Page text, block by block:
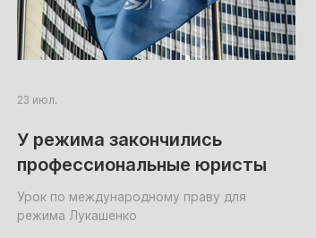
У режима закончились
профессиональные юристы
Урок по международному праву для
режима Лукашенко
23 июл.